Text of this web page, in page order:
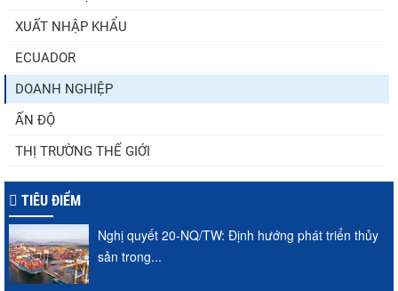
XUẤT NHẬP KHẨU
ECUADOR
DOANH NGHIỆP
ẤN ĐỘ
THỊ TRƯỜNG THẾ GIỚI
TIÊU ĐIỂM
Nghị quyết 20-NQ/TW: Định hướng phát triển thủy
sản trong...